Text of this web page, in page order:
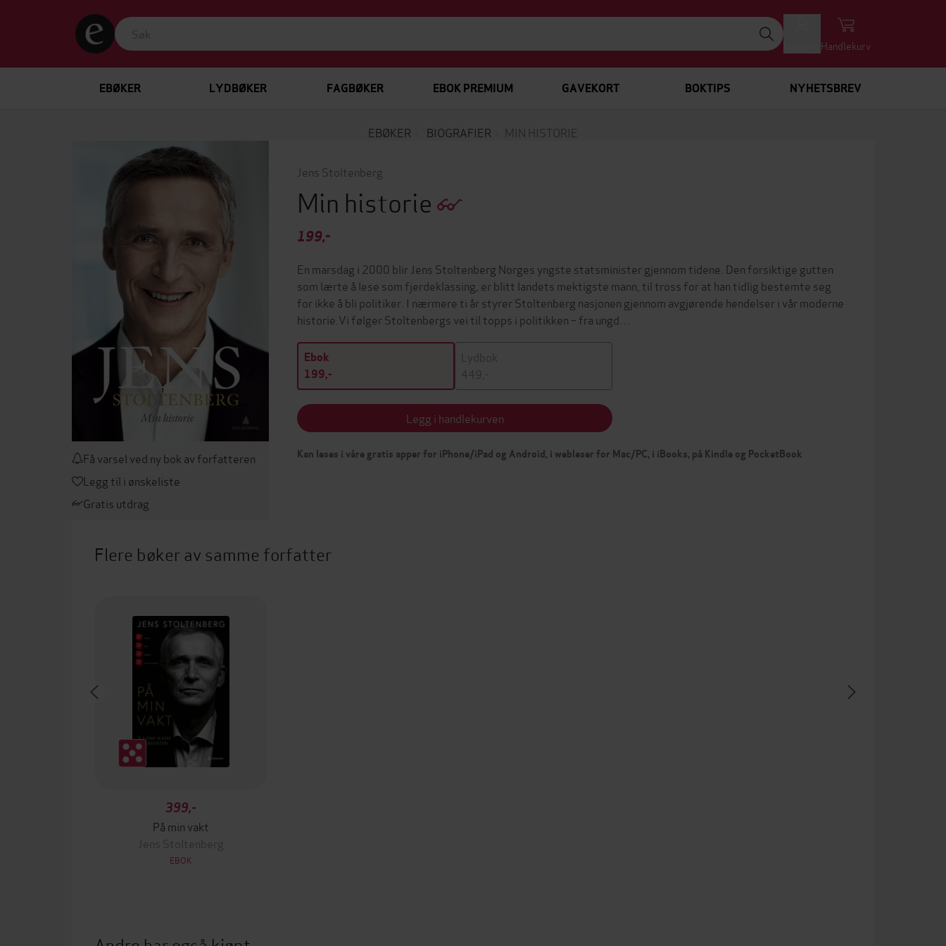
Handlekurv
EBØKER LYDBØKER FAGBØKER EBOK PREMIUM GAVEKORT BOKTIPS NYHETSBREV
EBØKER BIOGRAFIER MIN HISTORIE
Få varsel ved ny bok av forfatteren
Legg til i ønskeliste
Gratis utdrag
Jens Stoltenberg
Min historie
199,-
En marsdag i 2000 blir Jens Stoltenberg Norges yngste statsminister gjennom tidene. Den forsiktige gutten
som lærte å lese som fjerdeklassing, er blitt landets mektigste mann, til tross for at han tidlig bestemte seg
for ikke å bli politiker. I nærmere ti år styrer Stoltenberg nasjonen gjennom avgjørende hendelser i vår moderne
historie.Vi følger Stoltenbergs vei til topps i politikken – fra ungd…
Ebok
199,-
Lydbok
449,-
Legg i handlekurven
Kan leses i våre gratis apper for iPhone/iPad og Android, i webleser for Mac/PC, i iBooks, på Kindle og PocketBook
Flere bøker av samme forfatter
399,-
På min vakt
Jens Stoltenberg
EBOK